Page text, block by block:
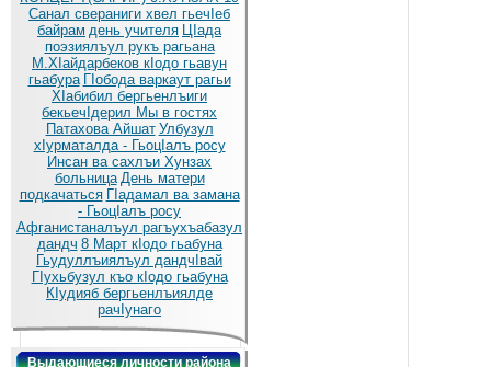
Санал свераниги хвел гьечIеб
байрам день учителя ЦIада
поэзиялъул рукъ рагьана
М.ХIайдарбеков кIодо гьавун
гьабура ГIобода варкаут рагьи
ХIабибил бергьенлъиги
бекьечIдерил Мы в гостях
Патахова Айшат Улбузул
хIурматалда - ГьоцIалъ росу
Инсан ва сахлъи Хунзах
больница День матери
подкачаться ГIадамал ва замана
- ГьоцIалъ росу
Афганистаналъул рагъухъабазул
дандч 8 Март кIодо гьабуна
Гьудуллъиялъул дандчIвай
ГIухьбузул къо кIодо гьабуна
КIудияб бергьенлъиялде
рачIунаго
Выдающиеся личности района